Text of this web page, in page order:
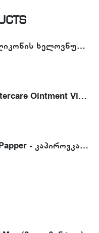
სავარჯიშო სილიკონის ხელოვნური კანი - Tattoo Practike skin
Microblading Aftercare Ointment Vitamin A&D
Tattoo Transfer Papper - კაპიროვკა - ტატუს ესკიზის კოპირების ქაღალდი